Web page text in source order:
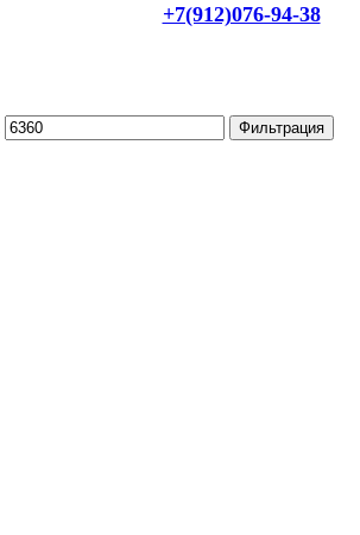
+7(912)076-94-38
Фильтрация